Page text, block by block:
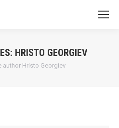
HRISTO GEORGIEV
author Hristo Georgiev